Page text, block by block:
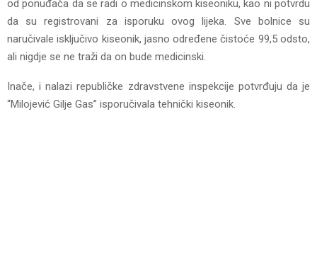
od ponuđača da se radi o medicinskom kiseoniku, kao ni potvrdu
da su registrovani za isporuku ovog lijeka. Sve bolnice su
naručivale isključivo kiseonik, jasno određene čistoće 99,5 odsto,
ali nigdje se ne traži da on bude medicinski.
Inače, i nalazi republičke zdravstvene inspekcije potvrđuju da je
“Milojević Gilje Gas” isporučivala tehnički kiseonik.